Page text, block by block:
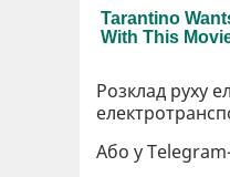
Розклад руху
Або у